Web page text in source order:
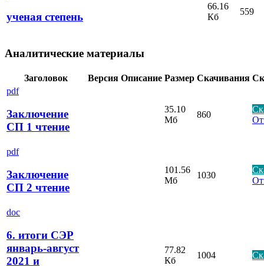
ученая степень
66.16
Кб
559
Аналитические материалы
Заголовок Версия Описание Размер Скачивания
pdf
Заключение
СП 1 чтение
35.10
Мб
860
pdf
Заключение
СП 2 чтение
101.56
Мб
1030
doc
6. итоги СЭР
январь-август
2021 и
77.82
Кб
1004